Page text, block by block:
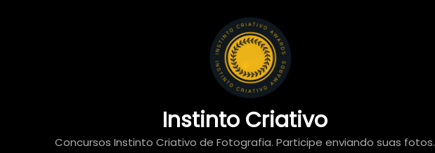
Instinto Criativo
Concursos Instinto Criativo de Fotografia. Participe enviando suas fotos.